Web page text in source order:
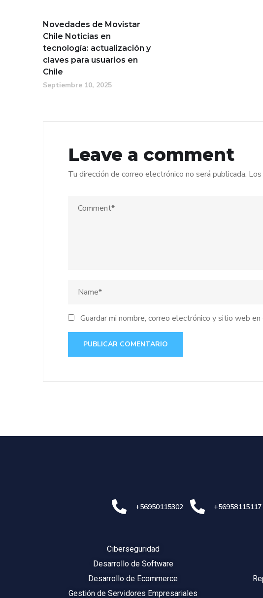
Novedades de Movistar
Chile Noticias en
tecnología: actualización y
claves para usuarios en
Chile
Septiembre 10, 2025
Leave a comment
Tu dirección de correo electrónico no será publicada.
Guardar mi nombre, correo electrónico y sitio web
+56950115302 +56958115117
Ciberseguridad
Desarrollo de Software
Desarrollo de Ecommerce
Gestión de Servidores Empresariales